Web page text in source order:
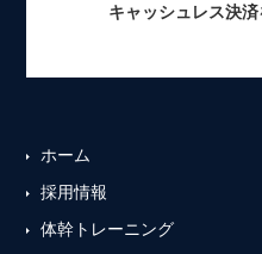
キャッシュレス決
ホーム
採用情報
体幹トレーニング